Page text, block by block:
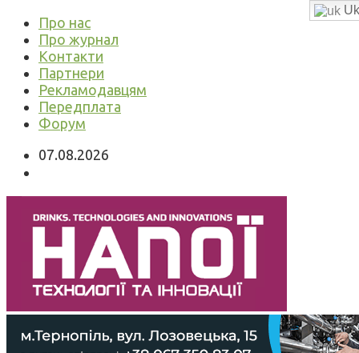
Про нас
Про журнал
Контакти
Партнери
Рекламодавцям
Передплата
Форум
07.08.2026